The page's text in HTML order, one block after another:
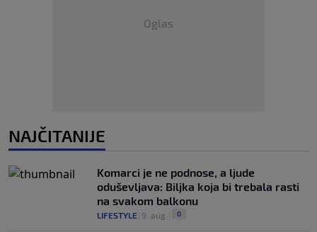
Oglas
NAJČITANIJE
Komarci je ne podnose, a ljude
oduševljava: Biljka koja bi trebala rasti
na svakom balkonu
LIFESTYLE 9. aug. 0